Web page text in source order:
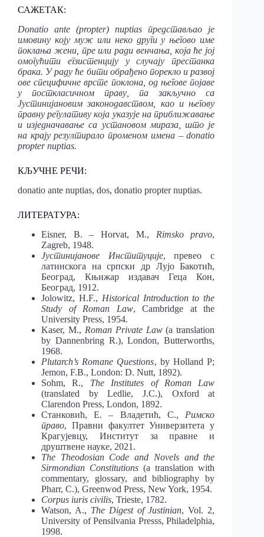
САЖЕТАК:
Donatio ante (propter) nuptias представљао је
имовину коју муж или неко други у његово име
поклања жени, пре или ради венчања, која ће јој
омогућити егзистенцију у случају престанка
брака. У раду ће бити обрaђено порекло и развој
ове специфичне врсте поклона, од његове појаве
у посткласичном праву, па закључно са
Јустинијановим законодавством, као и његову
правну регулативу која указује на приближавање
и изједначавање са установом мираза, што је
на крају резултирало променом имена – donatio
propter nuptias.
КЉУЧНЕ РЕЧИ:
donatio ante nuptias, dos, donatio propter nuptias.
ЛИТЕРАТУРА:
Eisner, B. – Horvat, M., Rimsko pravo,
Zagreb, 1948.
Јустинијанове Институције, превео с
латинскога на српски др Лујо Бакотић,
Београд, Књижар издавач Геца Кон,
Београд, 1912.
Jolowitz, H.F., Historical Introduction to the
Study of Roman Law, Cambridge at the
University Press, 1954.
Kaser, M., Roman Private Law(a translation
by Dannenbring R.), London, Butterworths,
1968.
Plutarch’s Romane Questions, by Holland P;
Jemon, F.B., London: D. Nutt, 1892).
Sohm, R., The Institutes of Roman Law
(translated by Ledlie, J.C.), Oxford at
Clarendon Press, London, 1892.
Станковић, Е. – Владетић, С., Римско
право, Правни факултет Универзитета у
Крагујевцу, Институт за правне и
друштвене науке, 2021.
The Theodosian Codeand Novels andthe
Sirmondian Constitutions(a translation with
commentary, glossary, and bibliography by
Pharr, C.), Greenwod Press, New York, 1954.
Corpus iuris civilis, Trieste, 1782.
Watson, A., The Digest of Justinian, Vol. 2,
University of Pensilvania Presss, Philadelphia,
1998.